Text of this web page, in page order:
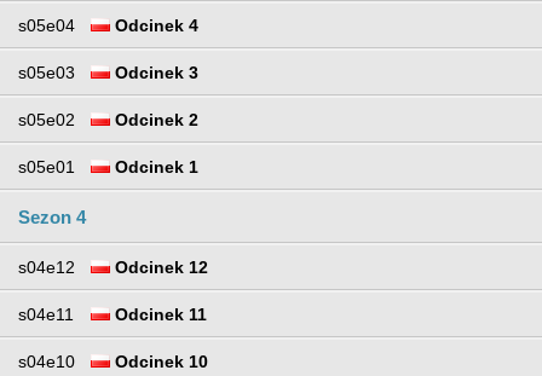
s05e04 Odcinek 4
s05e03 Odcinek 3
s05e02 Odcinek 2
s05e01 Odcinek 1
Sezon 4
s04e12 Odcinek 12
s04e11 Odcinek 11
s04e10 Odcinek 10